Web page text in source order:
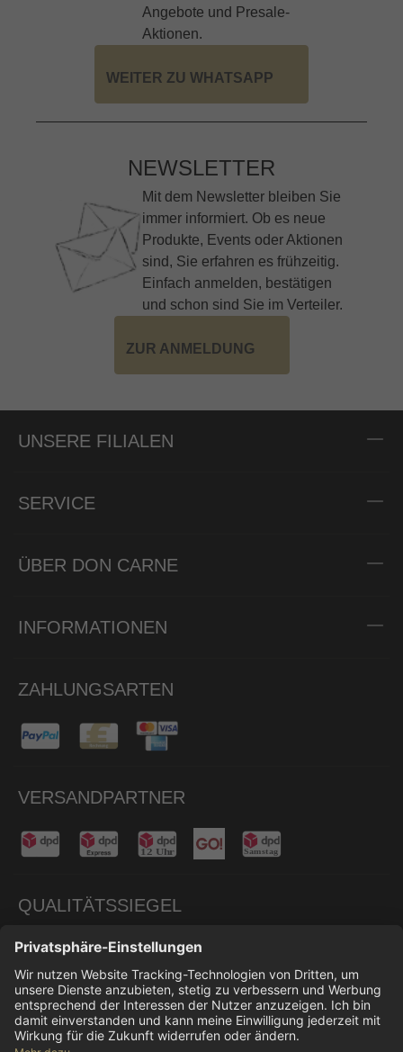
Angebote und Presale-
Aktionen.
WEITER ZU WHATSAPP
NEWSLETTER
Mit dem Newsletter bleiben Sie
immer informiert. Ob es neue
Produkte, Events oder Aktionen
sind, Sie erfahren es frühzeitig.
Einfach anmelden, bestätigen
und schon sind Sie im Verteiler.
ZUR ANMELDUNG
UNSERE FILIALEN
SERVICE
ÜBER DON CARNE
INFORMATIONEN
ZAHLUNGSARTEN
VERSANDPARTNER
QUALITÄTSSIEGEL